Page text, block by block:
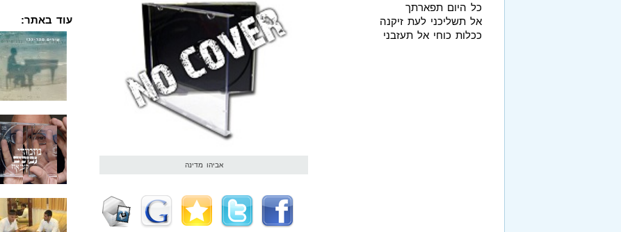
אביהו מדינה
כל היום תפארתך
אל תשליכני לעת זיקנה
ככלות כוחי אל תעזבני
עוד באתר: